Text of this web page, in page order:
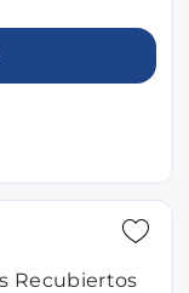
Recubiertos